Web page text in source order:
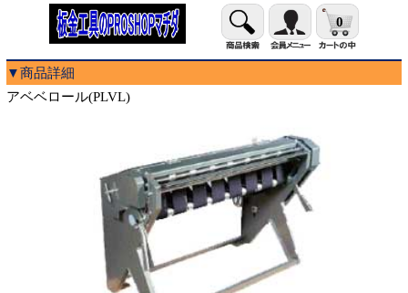
0
▼商品詳細
アベベロール(PLVL)